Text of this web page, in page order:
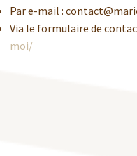
Par e-mail :
Via le formulaire de
moi/